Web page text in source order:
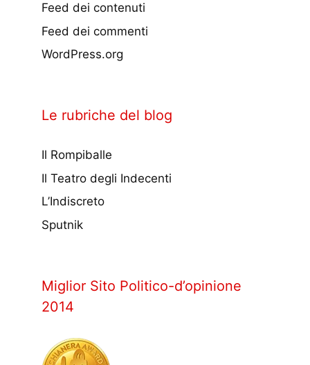
Feed dei contenuti
Feed dei commenti
WordPress.org
Le rubriche del blog
Il Rompiballe
Il Teatro degli Indecenti
L’Indiscreto
Sputnik
Miglior Sito Politico-d’opinione
2014